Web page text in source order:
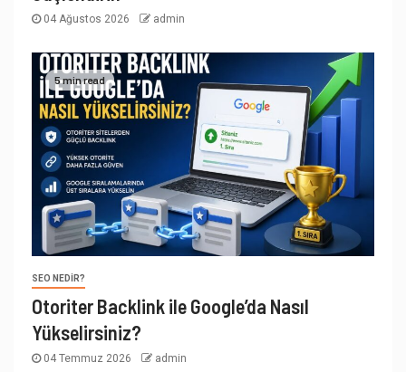
04 Ağustos 2026 admin
5 min read
SEO NEDIR?
Otoriter Backlink ile Google’da Nasıl
Yükselirsiniz?
04 Temmuz 2026 admin